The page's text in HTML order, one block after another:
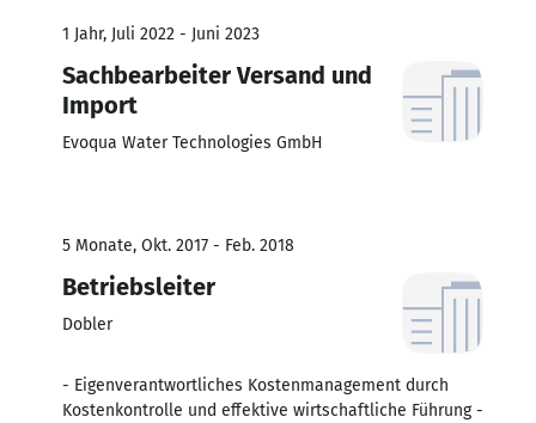
1 Jahr, Juli 2022 - Juni 2023
Sachbearbeiter Versand und
Import
Evoqua Water Technologies GmbH
5 Monate, Okt. 2017 - Feb. 2018
Betriebsleiter
Dobler
- Eigenverantwortliches Kostenmanagement durch
Kostenkontrolle und effektive wirtschaftliche Führung -